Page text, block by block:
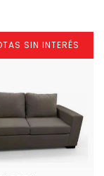
SIN INTERÉS